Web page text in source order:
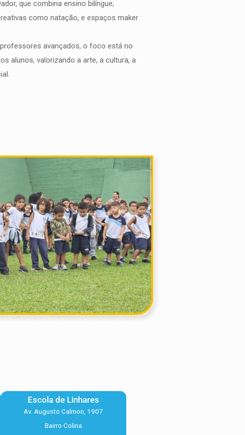
que combina ensino bilíngue,
como natação, e espaços maker
avançados, o foco está no
alunos, valorizando a arte, a cultura, a
Escola de Linhares
Av. Augusto Calmon, 1907
Bairro Colina